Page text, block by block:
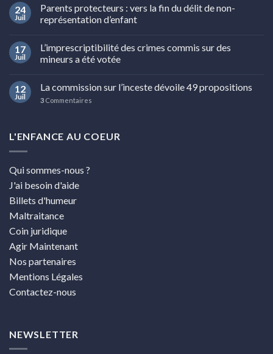
24
Juil
Parents protecteurs : vers la fin du délit de non-
représentation d’enfant
17
Juil
L’imprescriptibilité des crimes commis sur des
mineurs a été votée
12
Juil
La commission sur l’inceste dévoile 49 propositions
3 Commentaires
L'ENFANCE AU COEUR
Qui sommes-nous ?
J'ai besoin d'aide
Billets d'humeur
Maltraitance
Coin juridique
Agir Maintenant
Nos partenaires
Mentions Légales
Contactez-nous
NEWSLETTER